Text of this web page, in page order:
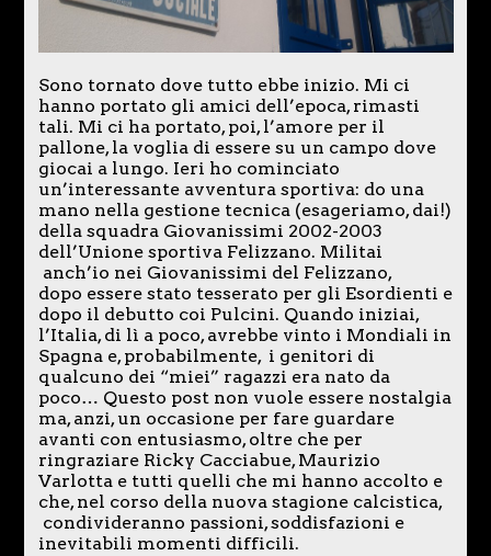
Sono tornato dove tutto ebbe inizio. Mi ci
hanno portato gli amici dell’epoca, rimasti
tali. Mi ci ha portato, poi, l’amore per il
pallone, la voglia di essere su un campo dove
giocai a lungo. Ieri ho cominciato
un’interessante avventura sportiva: do una
mano nella gestione tecnica (esageriamo, dai!)
della squadra Giovanissimi 2002-2003
dell’Unione sportiva Felizzano. Militai
anch’io nei Giovanissimi del Felizzano,
dopo essere stato tesserato per gli Esordienti e
dopo il debutto coi Pulcini. Quando iniziai,
l’Italia, di lì a poco, avrebbe vinto i Mondiali in
Spagna e, probabilmente, i genitori di
qualcuno dei “miei” ragazzi era nato da
poco… Questo post non vuole essere nostalgia
ma, anzi, un occasione per fare guardare
avanti con entusiasmo, oltre che per
ringraziare Ricky Cacciabue, Maurizio
Varlotta e tutti quelli che mi hanno accolto e
che, nel corso della nuova stagione calcistica,
condivideranno passioni, soddisfazioni e
inevitabili momenti difficili.